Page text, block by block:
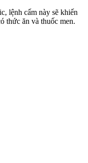
lệnh cấm này sẽ khiến
thức ăn và thuốc men.